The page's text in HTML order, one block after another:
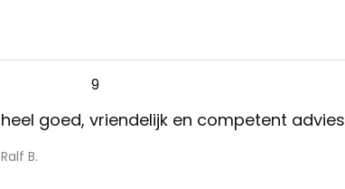
9
heel goed, vriendelijk en competent advies
Ralf B.